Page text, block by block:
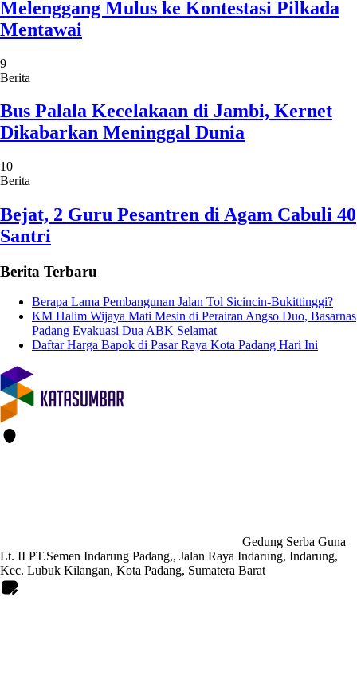
Melenggang Mulus ke Kontestasi Pilkada
Mentawai
9
Berita
Bus Palala Kecelakaan di Jambi, Kernet
Dikabarkan Meninggal Dunia
10
Berita
Bejat, 2 Guru Pesantren di Agam Cabuli 40
Santri
Berita Terbaru
Berapa Lama Pembangunan Jalan Tol Sicincin-Bukittinggi?
KM Halim Wijaya Mati Mesin di Perairan Angso Duo, Basarnas
Padang Evakuasi Dua ABK Selamat
Daftar Harga Bapok di Pasar Raya Kota Padang Hari Ini
Gedung Serba Guna
Lt. II PT.Semen Indarung Padang,, Jalan Raya Indarung, Indarung,
Kec. Lubuk Kilangan, Kota Padang, Sumatera Barat